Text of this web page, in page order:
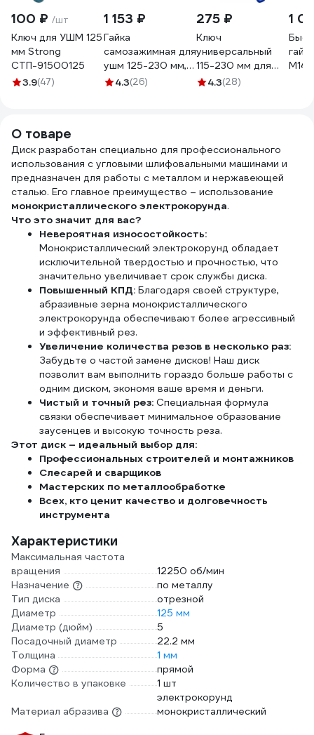
100 ₽ /шт
Ключ для УШМ 125
мм Strong
СТП-91500125
3.9(47)
1 153 ₽
Гайка
самозажимная для
ушм 125-230 мм,
М14 (тип Bosch)
4.3(26)
275 ₽
Ключ
универсальный
115-230 мм для
УШМ vertextools
4.3(28)
1
М14
О товаре
Диск разработан специально для профессионального
использования с угловыми шлифовальными машинами и
предназначен для работы с металлом и нержавеющей
сталью. Его главное преимущество – использование
монокристаллического электрокорунда.
Что это значит для вас?
Невероятная износостойкость:
Монокристаллический электрокорунд обладает
исключительной твердостью и прочностью, что
значительно увеличивает срок службы диска.
Повышенный КПД: Благодаря своей структуре,
абразивные зерна монокристаллического
электрокорунда обеспечивают более агрессивный
и эффективный рез.
Увеличение количества резов в несколько раз:
Забудьте о частой замене дисков! Наш диск
позволит вам выполнить гораздо больше работы с
одним диском, экономя ваше время и деньги.
Чистый и точный рез: Специальная формула
связки обеспечивает минимальное образование
заусенцев и высокую точность реза.
Этот диск – идеальный выбор для:
Профессиональных строителей и монтажников
Слесарей и сварщиков
Мастерских по металлообработке
Всех, кто ценит качество и долговечность
инструмента
Характеристики
Максимальная частота
вращения
12250 об/мин
Назначение
по металлу
Тип диска
отрезной
Диаметр
125 мм
Диаметр (дюйм)
5
Посадочный диаметр
22.2 мм
Толщина
1 мм
Форма
прямой
Количество в упаковке
1 шт
Материал абразива
электрокорунд
монокристаллический